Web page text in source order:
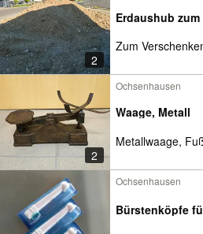
2
Erdaushub
Zum
2
Ochsenhausen
Waage, Metall
Metallwaage,
Ochsenhausen
Bürstenköpfe